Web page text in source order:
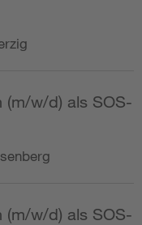
(m/w/d) als SOS-
(m/w/d) als SOS-